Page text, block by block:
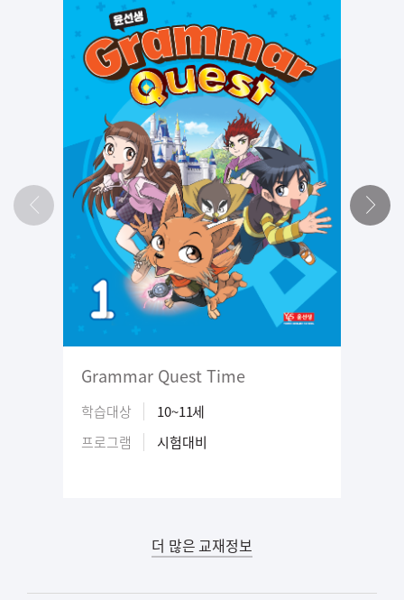
Grammar Quest Time
학습대상
10~11세
프로그램
시험대비
더 많은 교재정보